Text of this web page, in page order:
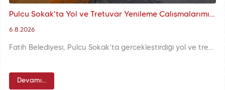
Pulcu Sokak'ta Yol ve Tretuvar Yenileme Çalışmalarımız Tamamlandı
6.8.2026
Fatih Belediyesi, Pulcu Sokak’ta gerçekleştirdiği yol ve tretuvar yenileme çalışmalarıyla yaya ve araç ulaşımını daha güvenli, konforlu ve düzenli hâle getirdi. Bölgenin mevcut dokusuyla uyumlu şekilde yürütülen çalışmalar, sokaktaki ulaşım kalitesini ve kullanım konforunu artırdı.
Devamı...